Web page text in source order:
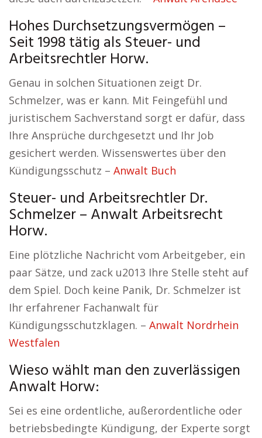
Hohes Durchsetzungsvermögen –
Seit 1998 tätig als Steuer- und
Arbeitsrechtler Horw.
Genau in solchen Situationen zeigt Dr.
Schmelzer, was er kann. Mit Feingefühl und
juristischem Sachverstand sorgt er dafür, dass
Ihre Ansprüche durchgesetzt und Ihr Job
gesichert werden. Wissenswertes über den
Kündigungsschutz – Anwalt Buch
Steuer- und Arbeitsrechtler Dr.
Schmelzer – Anwalt Arbeitsrecht
Horw.
Eine plötzliche Nachricht vom Arbeitgeber, ein
paar Sätze, und zack u2013 Ihre Stelle steht auf
dem Spiel. Doch keine Panik, Dr. Schmelzer ist
Ihr erfahrener Fachanwalt für
Kündigungsschutzklagen. – Anwalt Nordrhein
Westfalen
Wieso wählt man den zuverlässigen
Anwalt Horw:
Sei es eine ordentliche, außerordentliche oder
betriebsbedingte Kündigung, der Experte sorgt